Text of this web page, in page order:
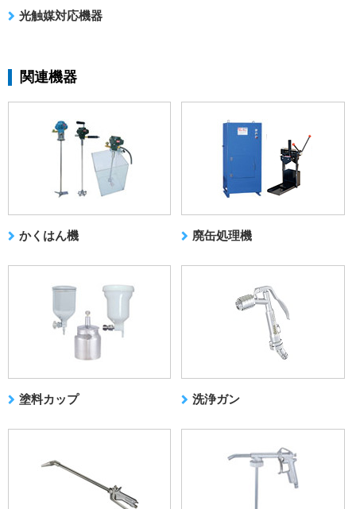
光触媒対応機器
関連機器
かくはん機 廃缶処理機
塗料カップ 洗浄ガン